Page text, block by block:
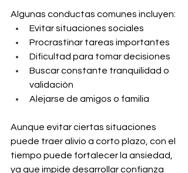
Algunas conductas comunes incluyen:
Evitar situaciones sociales
Procrastinar tareas importantes
Dificultad para tomar decisiones
Buscar constante tranquilidad o
validación
Alejarse de amigos o familia
Aunque evitar ciertas situaciones
puede traer alivio a corto plazo, con el
tiempo puede fortalecer la ansiedad,
ya que impide desarrollar confianza